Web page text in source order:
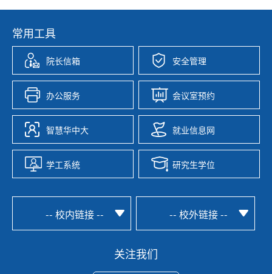
常用工具
院长信箱 安全管理
办公服务 会议室预约
智慧华中大 就业信息网
学工系统 研究生学位
-- 校内链接 -- -- 校外链接 --
关注我们